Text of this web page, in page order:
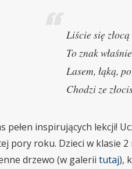
Liście się
To znak
Lasem, łąką,
Chodzi ze
pełen inspirujących lekcji!
pory roku. Dzieci w klasie
drzewo (w galerii tutaj),